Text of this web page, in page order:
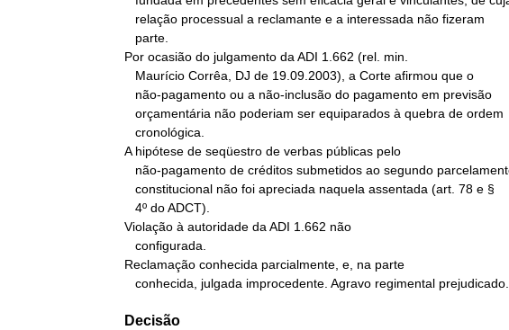
Por ocasião do julgamento da ADI 1.662 (rel. min.
A hipótese de seqüestro de verbas públicas pelo
Violação à autoridade da ADI 1.662 não
Reclamação conhecida parcialmente, e, na parte
   conhecida, julgada improcedente. Agravo regimental prejudicado.
Decisão